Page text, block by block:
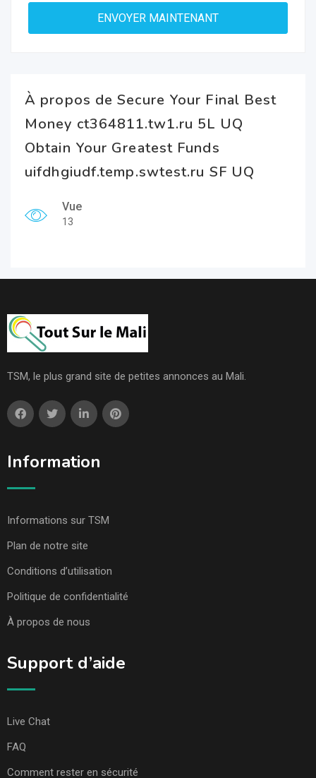
À propos de Secure Your Final Best
Money ct364811.tw1.ru 5L UQ
Obtain Your Greatest Funds
uifdhgiudf.temp.swtest.ru SF UQ
Vue
13
TSM, le plus grand site de petites annonces au Mali.
Information
Informations sur TSM
Plan de notre site
Conditions d’utilisation
Politique de confidentialité
À propos de nous
Support d’aide
Live Chat
FAQ
Comment rester en sécurité